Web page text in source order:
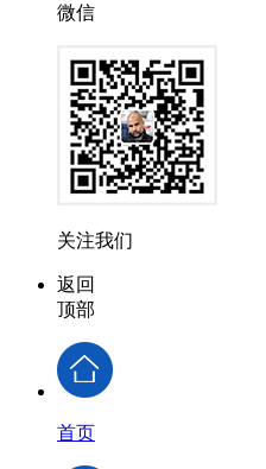
微信
关注我们
返回
顶部
首页